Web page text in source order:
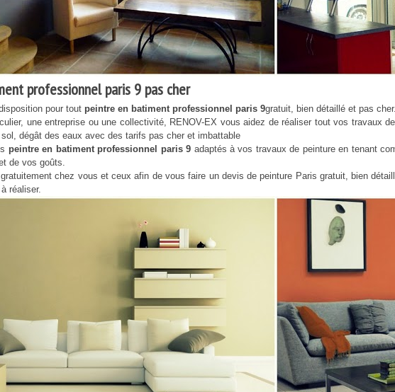
professionnel paris 9 pas cher
pour tout peintre en batiment professionnel paris 9gratuit, bien détaillé et pas cher.
une entreprise ou une collectivité, RENOV-EX vous aidez de réaliser tout vos travaux
dégât des eaux avec des tarifs pas cher et imbattable
peintre en batiment professionnel paris 9 adaptés à vos travaux de peinture en tenant
de vos goûts.
chez vous et ceux afin de vous faire un devis de peinture Paris gratuit, bien
réaliser.